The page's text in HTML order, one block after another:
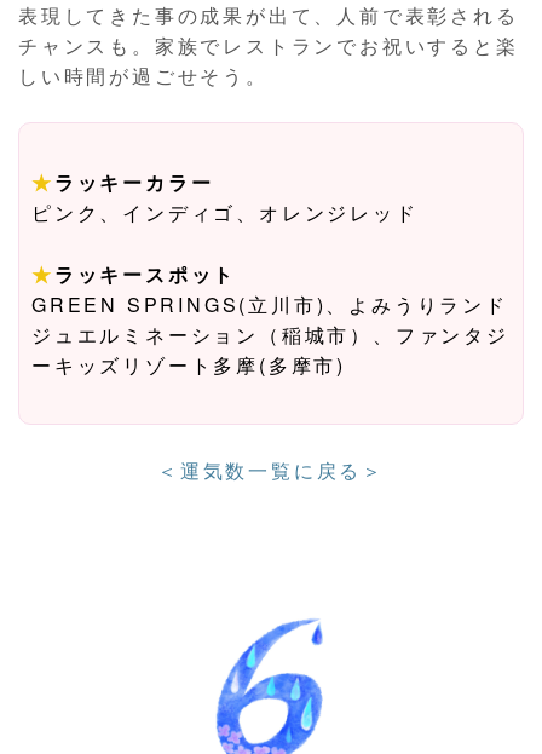
表現してきた事の成果が出て、人前で表彰される
チャンスも。家族でレストランでお祝いすると楽
しい時間が過ごせそう。
★ラッキーカラー
ピンク、インディゴ、オレンジレッド
★ラッキースポット
GREEN SPRINGS(立川市)、よみうりランド
ジュエルミネーション（稲城市）、ファンタジ
ーキッズリゾート多摩(多摩市)
＜運気数一覧に戻る＞